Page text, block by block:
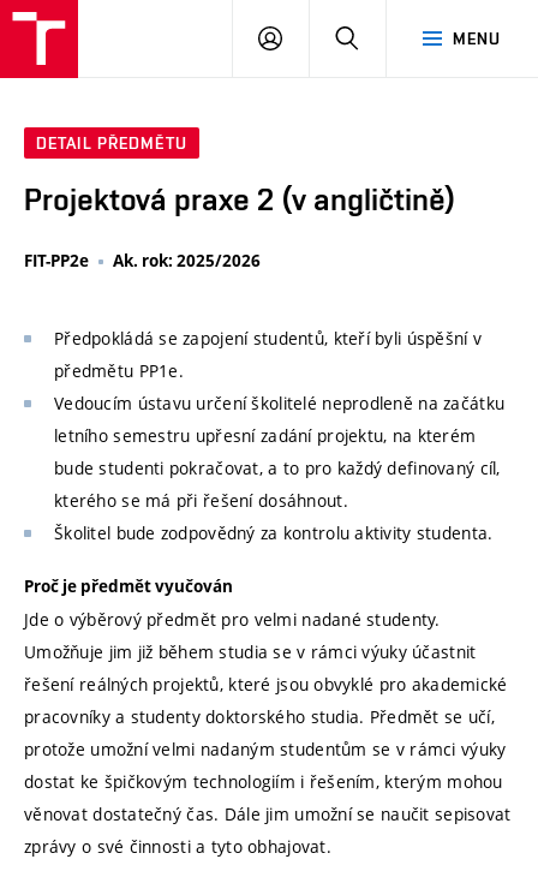
MENU
PŘIHLÁSIT
DETAIL PŘEDMĚTU
Projektová praxe 2 (v angličtině)
FIT-PP2e Ak. rok: 2025/2026
Předpokládá se zapojení studentů, kteří byli úspěšní v
předmětu PP1e.
Vedoucím ústavu určení školitelé neprodleně na začátku
letního semestru upřesní zadání projektu, na kterém
bude studenti pokračovat, a to pro každý definovaný cíl,
kterého se má při řešení dosáhnout.
Školitel bude zodpovědný za kontrolu aktivity studenta.
Proč je předmět vyučován
Jde o výběrový předmět pro velmi nadané studenty.
Umožňuje jim již během studia se v rámci výuky účastnit
řešení reálných projektů, které jsou obvyklé pro akademické
pracovníky a studenty doktorského studia. Předmět se učí,
protože umožní velmi nadaným studentům se v rámci výuky
dostat ke špičkovým technologiím i řešením, kterým mohou
věnovat dostatečný čas. Dále jim umožní se naučit sepisovat
zprávy o své činnosti a tyto obhajovat.